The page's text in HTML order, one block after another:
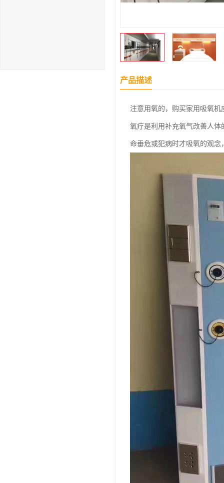
产品描述
注意用氧的，购买家用吸氧
氧疗是利用补充氧气改善人
命垂危或犯病时才吸氧的观